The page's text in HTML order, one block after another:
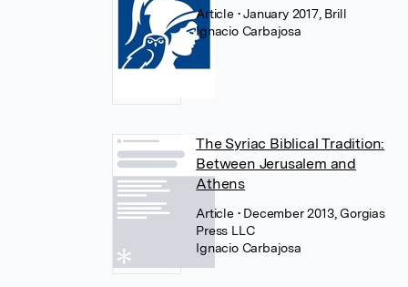
Article • January 2017, Brill
Ignacio Carbajosa
The Syriac Biblical Tradition:
Between Jerusalem and
Athens
Article • December 2013, Gorgias
Press LLC
Ignacio Carbajosa